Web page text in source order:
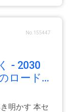
No.155447
- 2030
ロード...
明かす 本セ